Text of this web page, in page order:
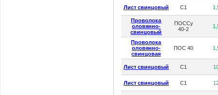
Лист свинцовый С1
Проволока
оловянно-
свинцовый
ПОССу
40-2
Проволока
оловянно-
свинцовая
ПОС 40
Лист свинцовый С1
Лист свинцовый С1